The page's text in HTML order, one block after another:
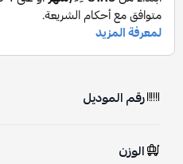
رقم الموديل
الوزن